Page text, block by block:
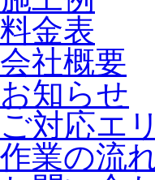
料金表
会社概要
お知らせ
ご対応エ
作業の流